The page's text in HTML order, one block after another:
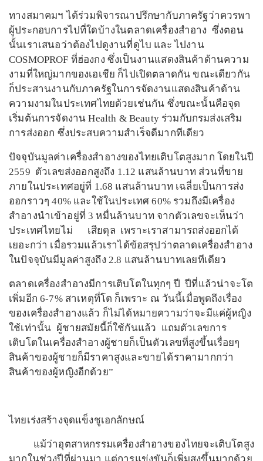
ทางสมาคมฯ ได้ร่วมพิจารณาปรึกษากับภาครัฐว่าควรพา
ผู้ประกอบการไปที่ใดบ้างในตลาดเครื่องสำอาง ซึ่งตอน
นั้นเราเสนอว่าต้องไปดูงานที่ดูไบ และ ไปงาน
COSMOPROF ที่ฮ่องกง ซึ่งเป็นงานแสดงสินค้าด้านความ
งามที่ใหญ่มากของเอเชีย ก็ไปเปิดตลาดกัน ขณะเดียวกัน
ก็ประสานงานกับภาครัฐในการจัดงานแสดงสินค้าด้าน
ความงามในประเทศไทยด้วยเช่นกัน ซึ่งขณะนั้นคือจุด
เริ่มต้นการจัดงาน Health & Beauty ร่วมกับกรมส่งเสริม
การส่งออก ซึ่งประสบความสำเร็จดีมากทีเดียว
ปัจจุบันมูลค่าเครื่องสำอางของไทยเติบโตสูงมาก โดยในปี
2559 ตัวเลขส่งออกสูงถึง 1.12 แสนล้านบาท ส่วนที่ขาย
ภายในประเทศอยู่ที่ 1.68 แสนล้านบาท เฉลี่ยเป็นการส่ง
ออกราวๆ 40% และใช้ในประเทศ 60% รวมถึงมีเครื่อง
สำอางนำเข้าอยู่ที่ 3 หมื่นล้านบาท จากตัวเลขจะเห็นว่า
ประเทศไทยไม่ เสียดุล เพราะเราสามารถส่งออกได้
เยอะกว่า เมื่อรวมแล้วเราได้ข้อสรุปว่าตลาดเครื่องสำอาง
ในปัจจุบันมีมูลค่าสูงถึง 2.8 แสนล้านบาทเลยทีเดียว
ตลาดเครื่องสำอางมีการเติบโตในทุกๆ ปี ปีที่แล้วน่าจะโต
เพิ่มอีก 6-7% สาเหตุที่โต ก็เพราะ ณ วันนี้เมื่อพูดถึงเรื่อง
ของเครื่องสำอางแล้ว ก็ไม่ได้หมายความว่าจะมีแค่ผู้หญิง
ใช้เท่านั้น ผู้ชายสมัยนี้ก็ใช้กันแล้ว แถมตัวเลขการ
เติบโตในเครื่องสำอางผู้ชายก็เป็นตัวเลขที่สูงขึ้นเรื่อยๆ
สินค้าของผู้ชายก็มีราคาสูงและขายได้ราคามากกว่า
สินค้าของผู้หญิงอีกด้วย”
ไทยเร่งสร้างจุดแข็งชูเอกลักษณ์
แม้ว่าอุตสาหกรรมเครื่องสำอางของไทยจะเติบโตสูง